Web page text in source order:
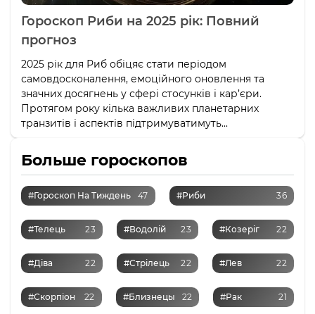
Гороскоп Риби на 2025 рік: Повний
прогноз
2025 рік для Риб обіцяє стати періодом
самовдосконалення, емоційного оновлення та
значних досягнень у сфері стосунків і кар’єри.
Протягом року кілька важливих планетарних
транзитів і аспектів підтримуватимуть...
Больше гороскопов
#Гороскоп На Тиждень 47 #Риби 36
#Телець 23 #Водолій 23 #Козеріг 22
#Діва 22 #Стрілець 22 #Лев 22
#Скорпіон 22 #Близнецы 22 #Рак 21